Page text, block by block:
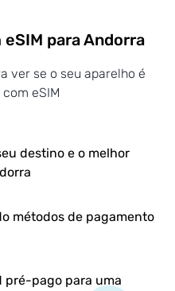
para Andorra
ver se o seu aparelho é
eSIM
destino e o melhor
métodos de pagamento
pré-pago para uma